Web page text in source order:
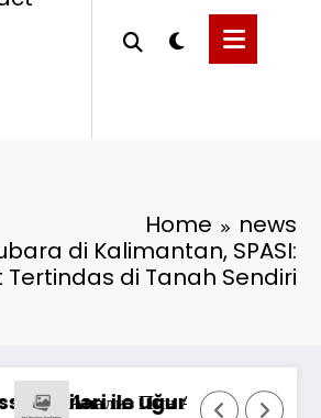
Home
news
di Kalimantan, SPASI:
di Tanah Sendiri
Direksi Jasa Raharja
Możliwości